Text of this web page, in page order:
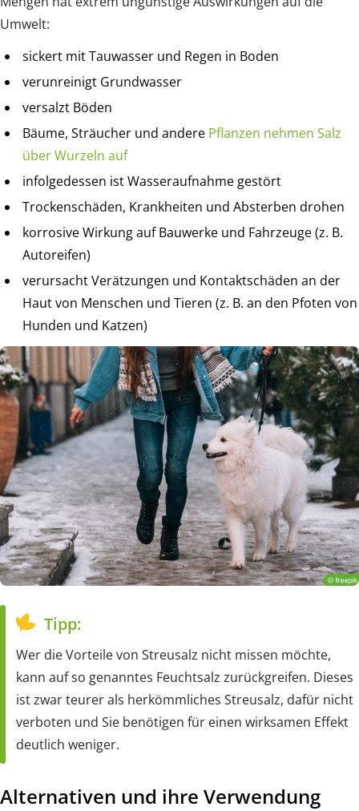
Umwelt:
sickert mit Tauwasser und Regen in Boden
verunreinigt Grundwasser
versalzt Böden
Bäume, Sträucher und andere Pflanzen nehmen Salz
über Wurzeln auf
infolgedessen ist Wasseraufnahme gestört
Trockenschäden, Krankheiten und Absterben drohen
korrosive Wirkung auf Bauwerke und Fahrzeuge (z. B.
Autoreifen)
verursacht Verätzungen und Kontaktschäden an der
Haut von Menschen und Tieren (z. B. an den Pfoten von
Hunden und Katzen)
Tipp:
Wer die Vorteile von Streusalz nicht missen möchte,
kann auf so genanntes Feuchtsalz zurückgreifen. Dieses
ist zwar teurer als herkömmliches Streusalz, dafür nicht
verboten und Sie benötigen für einen wirksamen Effekt
deutlich weniger.
Alternativen und ihre Verwendung